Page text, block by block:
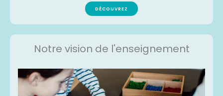
DÉCOUVREZ
Notre vision de l'enseignement